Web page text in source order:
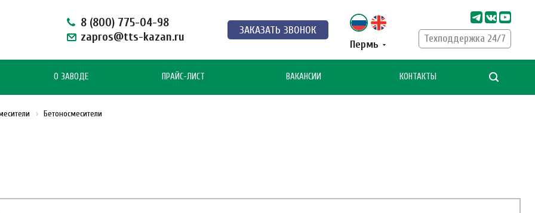
8 (800) 775-04-98
zapros@tts-kazan.ru
ЗАКАЗАТЬ ЗВОНОК
Пермь
Техподдержка 24/7
О ЗАВОДЕ ПРАЙС-ЛИСТ ВАКАНСИИ КОНТАКТЫ
Бетоносмесители